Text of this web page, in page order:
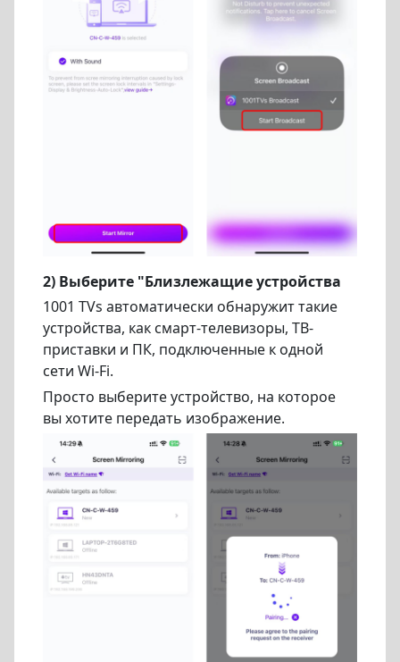
2) Выберите "Близлежащие устройства
1001 TVs автоматически обнаружит такие
устройства, как смарт-телевизоры, ТВ-
приставки и ПК, подключенные к одной
сети Wi-Fi.
Просто выберите устройство, на которое
вы хотите передать изображение.